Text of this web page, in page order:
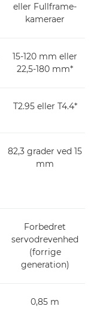
eller Fullframe-
kameraer
15-120 mm eller
22,5-180 mm*
T2.95 eller T4.4*
82,3 grader ved 15
mm
Forbedret
servodrevenhed
(forrige
generation)
0,85 m